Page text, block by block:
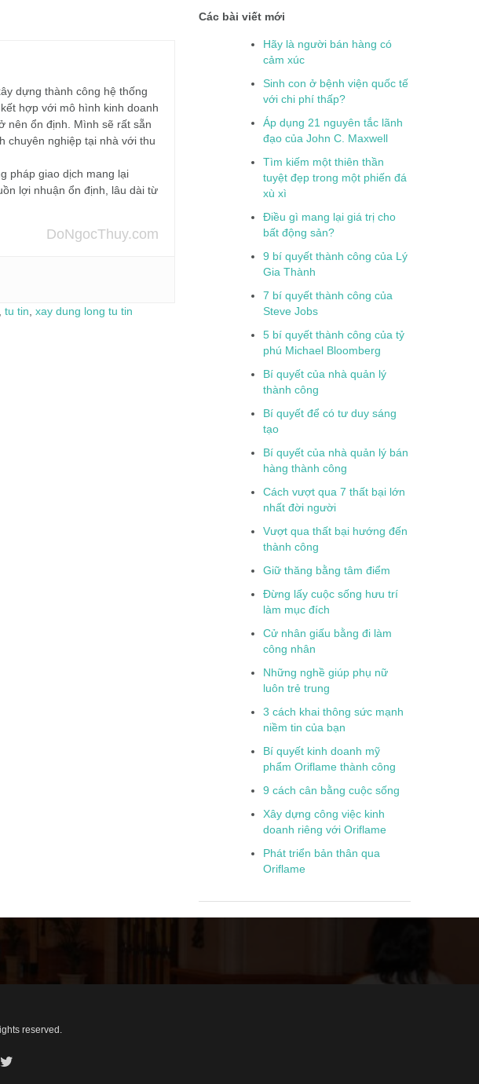
dựng thành công hệ thống
hợp với mô hình kinh doanh
nên ổn định. Mình sẽ rất sẵn
chuyên nghiệp tại nhà với thu
pháp giao dịch mang lại
lợi nhuận ổn định, lâu dài từ
DoNgocThuy.com
tu tin xay dung long tu tin
Các bài viết mới
Hãy là người bán hàng có
cảm xúc
Sinh con ở bệnh viện quốc tế
với chi phí thấp?
Áp dụng 21 nguyên tắc lãnh
đạo của John C. Maxwell
Tìm kiếm một thiên thần
tuyệt đẹp trong một phiến đá
xù xì
Điều gì mang lại giá trị cho
bất động sản?
9 bí quyết thành công của Lý
Gia Thành
7 bí quyết thành công của
Steve Jobs
5 bí quyết thành công của tỷ
phú Michael Bloomberg
Bí quyết của nhà quản lý
thành công
Bí quyết để có tư duy sáng
tạo
Bí quyết của nhà quản lý bán
hàng thành công
Cách vượt qua 7 thất bại lớn
nhất đời người
Vượt qua thất bại hướng đến
thành công
Giữ thăng bằng tâm điểm
Đừng lấy cuộc sống hưu trí
làm mục đích
Cử nhân giấu bằng đi làm
công nhân
Những nghề giúp phụ nữ
luôn trẻ trung
3 cách khai thông sức mạnh
niềm tin của bạn
Bí quyết kinh doanh mỹ
phẩm Oriflame thành công
9 cách cân bằng cuộc sống
Xây dựng công việc kinh
doanh riêng với Oriflame
Phát triển bản thân qua
Oriflame
reserved.